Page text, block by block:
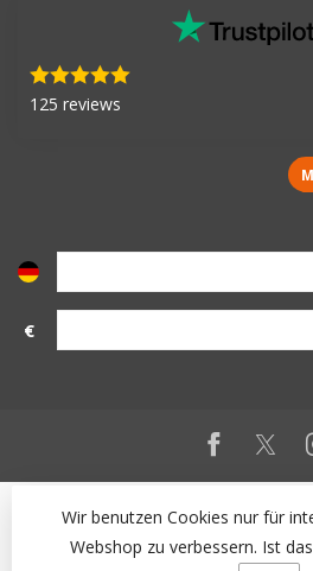
125 reviews
€
Wir benutzen Cookies nur für
Webshop zu verbessern. Ist